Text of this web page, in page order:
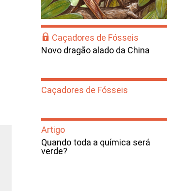
Caçadores de Fósseis
Novo dragão alado da China
Caçadores de Fósseis
Artigo
Quando toda a química será
verde?